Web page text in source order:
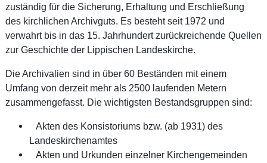
zuständig für die Sicherung, Erhaltung und Erschließung
des kirchlichen Archivguts. Es besteht seit 1972 und
verwahrt bis in das 15. Jahrhundert zurückreichende Quellen
zur Geschichte der Lippischen Landeskirche.
Die Archivalien sind in über 60 Beständen mit einem
Umfang von derzeit mehr als 2500 laufenden Metern
zusammengefasst. Die wichtigsten Bestandsgruppen sind:
Akten des Konsistoriums bzw. (ab 1931) des
Landeskirchenamtes
Akten und Urkunden einzelner Kirchengemeinden